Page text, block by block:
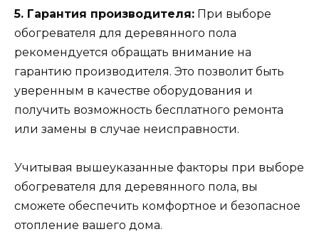
5. Гарантия производителя: При выборе
обогревателя для деревянного пола
рекомендуется обращать внимание на
гарантию производителя. Это позволит быть
уверенным в качестве оборудования и
получить возможность бесплатного ремонта
или замены в случае неисправности.
Учитывая вышеуказанные факторы при выборе
обогревателя для деревянного пола, вы
сможете обеспечить комфортное и безопасное
отопление вашего дома.